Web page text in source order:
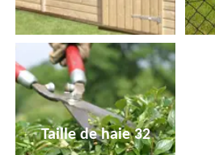
Taille de haie 32